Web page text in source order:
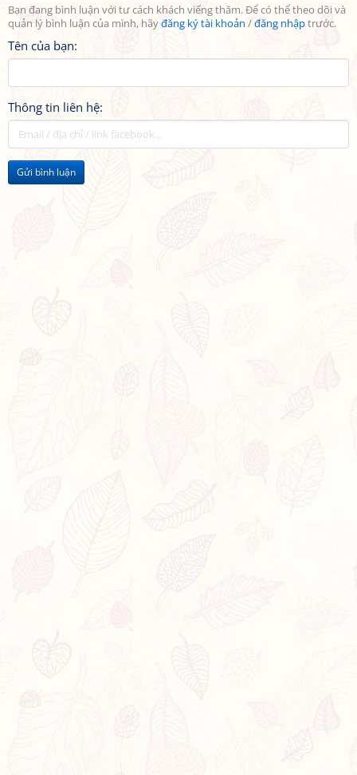
Bạn đang bình luận với tư cách khách viếng thăm. Để có thể theo dõi và
quản lý bình luận của mình, hãyđăng ký tài khoản /đăng nhậptrước.
Tên của bạn:
Thông tin liên hệ:
Gửi bình luận